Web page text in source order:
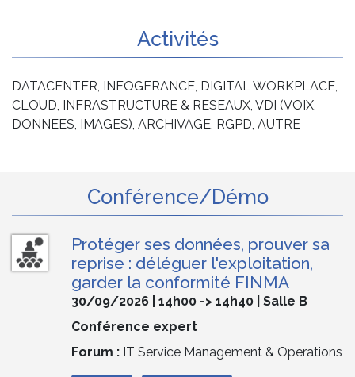
Activités
DATACENTER, INFOGERANCE, DIGITAL WORKPLACE,
CLOUD, INFRASTRUCTURE & RESEAUX, VDI (VOIX,
DONNEES, IMAGES), ARCHIVAGE, RGPD, AUTRE
Conférence/Démo
Protéger ses données, prouver sa
reprise : déléguer l'exploitation,
garder la conformité FINMA
30/09/2026 | 14h00 -> 14h40 | Salle B
Conférence expert
Forum :IT Service Management & Operations